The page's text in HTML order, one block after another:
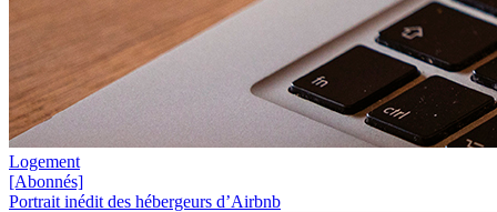
Logement
[Abonnés]
Portrait inédit des hébergeurs d’Airbnb